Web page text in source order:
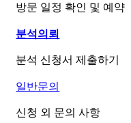
방문 일정 확인 및 예약
분석의뢰
분석 신청서 제출하기
일반문의
신청 외 문의 사항